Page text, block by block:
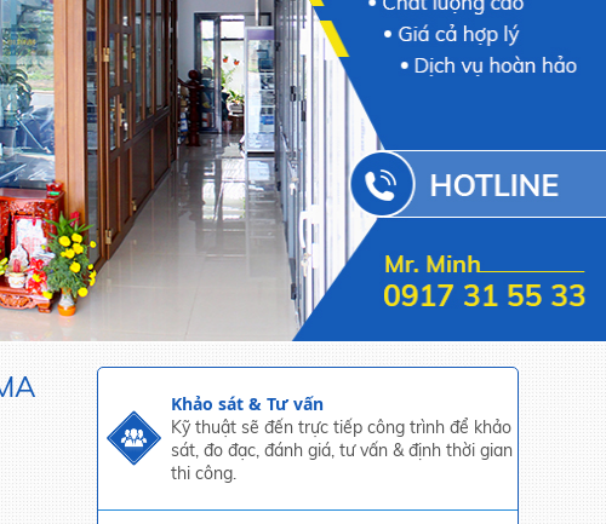
Khảo sát & Tư vấn
Kỹ thuật sẽ đến trực tiếp công trình để khảo
sát, đo đạc, đánh giá, tư vấn & định thời gian
thi công.